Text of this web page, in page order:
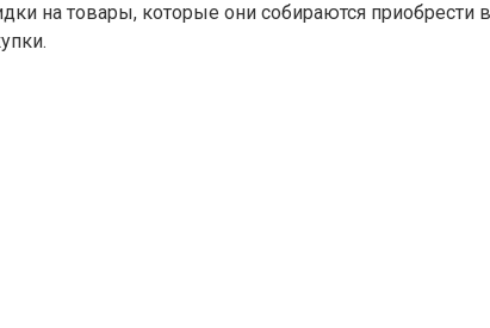
на товары, которые они собираются